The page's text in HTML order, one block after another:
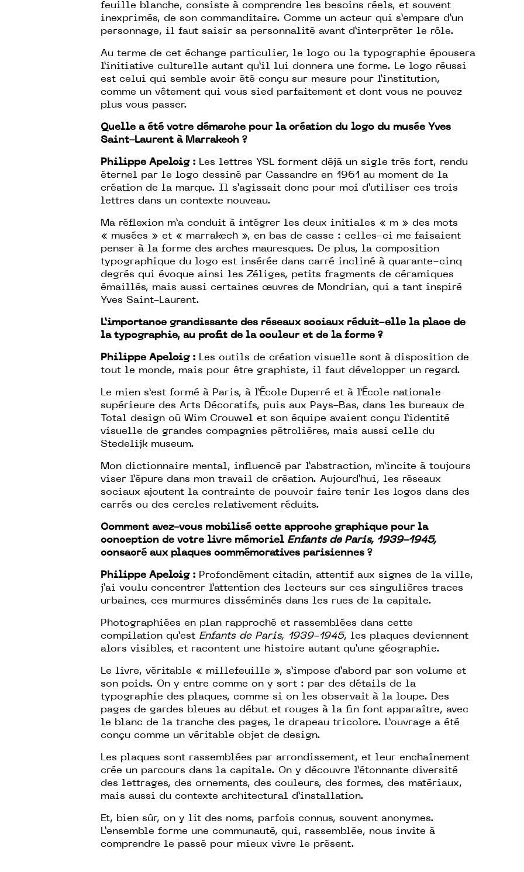
feuille blanche, consiste à comprendre les besoins réels, et souvent
inexprimés, de son commanditaire. Comme un acteur qui s’empare d’un
personnage, il faut saisir sa personnalité avant d’interpréter le rôle.
Au terme de cet échange particulier, le logo ou la typographie épousera
l’initiative culturelle autant qu’il lui donnera une forme. Le logo réussi
est celui qui semble avoir été conçu sur mesure pour l’institution,
comme un vêtement qui vous sied parfaitement et dont vous ne pouvez
plus vous passer.
Quelle a été votre démarche pour la création du logo du musée Yves
Saint-Laurent à Marrakech ?
Philippe Apeloig : Les lettres YSL forment déjà un sigle très fort, rendu
éternel par le logo dessiné par Cassandre en 1961 au moment de la
création de la marque. Il s’agissait donc pour moi d’utiliser ces trois
lettres dans un contexte nouveau.
Ma réflexion m’a conduit à intégrer les deux initiales « m » des mots
« musées » et « marrakech », en bas de casse : celles-ci me faisaient
penser à la forme des arches mauresques. De plus, la composition
typographique du logo est insérée dans carré incliné à quarante-cinq
degrés qui évoque ainsi les Zéliges, petits fragments de céramiques
émaillés, mais aussi certaines œuvres de Mondrian, qui a tant inspiré
Yves Saint-Laurent.
L’importance grandissante des réseaux sociaux réduit-elle la place de
la typographie, au profit de la couleur et de la forme ?
Philippe Apeloig : Les outils de création visuelle sont à disposition de
tout le monde, mais pour être graphiste, il faut développer un regard.
Le mien s’est formé à Paris, à l’École Duperré et à l’École nationale
supérieure des Arts Décoratifs, puis aux Pays-Bas, dans les bureaux de
Total design où Wim Crouwel et son équipe avaient conçu l’identité
visuelle de grandes compagnies pétrolières, mais aussi celle du
Stedelijk museum.
Mon dictionnaire mental, influencé par l’abstraction, m’incite à toujours
viser l’épure dans mon travail de création. Aujourd’hui, les réseaux
sociaux ajoutent la contrainte de pouvoir faire tenir les logos dans des
carrés ou des cercles relativement réduits.
Comment avez-vous mobilisé cette approche graphique pour la
conception de votre livre mémoriel Enfants de Paris, 1939-1945,
consacré aux plaques commémoratives parisiennes ?
Philippe Apeloig : Profondément citadin, attentif aux signes de la ville,
j’ai voulu concentrer l’attention des lecteurs sur ces singulières traces
urbaines, ces murmures disséminés dans les rues de la capitale.
Photographiées en plan rapproché et rassemblées dans cette
compilation qu’est Enfants de Paris, 1939-1945, les plaques deviennent
alors visibles, et racontent une histoire autant qu’une géographie.
Le livre, véritable « millefeuille », s’impose d’abord par son volume et
son poids. On y entre comme on y sort : par des détails de la
typographie des plaques, comme si on les observait à la loupe. Des
pages de gardes bleues au début et rouges à la fin font apparaître, avec
le blanc de la tranche des pages, le drapeau tricolore. L’ouvrage a été
conçu comme un véritable objet de design.
Les plaques sont rassemblées par arrondissement, et leur enchaînement
crée un parcours dans la capitale. On y découvre l’étonnante diversité
des lettrages, des ornements, des couleurs, des formes, des matériaux,
mais aussi du contexte architectural d’installation.
Et, bien sûr, on y lit des noms, parfois connus, souvent anonymes.
L’ensemble forme une communauté, qui, rassemblée, nous invite à
comprendre le passé pour mieux vivre le présent.